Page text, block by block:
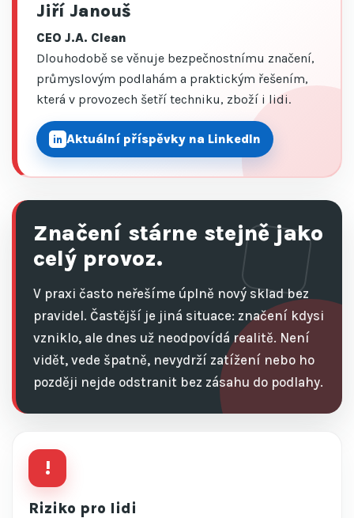
Jiří Janouš
CEO J.A. Clean
Dlouhodobě se věnuje bezpečnostnímu značení,
průmyslovým podlahám a praktickým řešením,
která v provozech šetří techniku, zboží i lidi.
in Aktuální příspěvky na LinkedIn
Značení stárne stejně jako
celý provoz.
V praxi často neřešíme úplně nový sklad bez
pravidel. Častější je jiná situace: značení kdysi
vzniklo, ale dnes už neodpovídá realitě. Není
vidět, vede špatně, nevydrží zatížení nebo ho
později nejde odstranit bez zásahu do podlahy.
!
Riziko pro lidi